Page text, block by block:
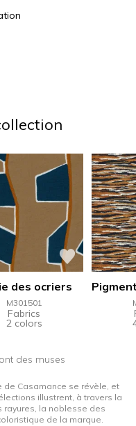
des ocriers
M301501
Fabrics
2 colors
des muses
de Casamance se révèle, et
illustrent, à travers la
rayures, la noblesse des
de la marque.